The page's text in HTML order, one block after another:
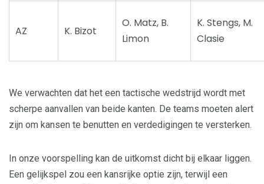
AZ K. Bizot
O. Matz, B.
Limon
K. Stengs, M.
Clasie
We verwachten dat het een tactische wedstrijd wordt met
scherpe aanvallen van beide kanten. De teams moeten alert
zijn om kansen te benutten en verdedigingen te versterken.
In onze voorspelling kan de uitkomst dicht bij elkaar liggen.
Een gelijkspel zou een kansrijke optie zijn, terwijl een